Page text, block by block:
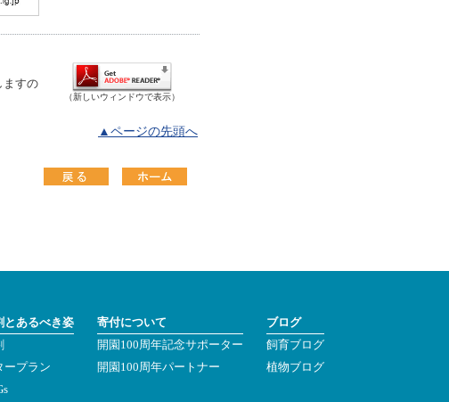
ますの
（新しいウィンドウで表示）
▲ページの先頭へ
とあるべき姿
ープラン
寄付について
開園100周年記念サポーター
開園100周年パートナー
ブログ
飼育ブログ
植物ブログ